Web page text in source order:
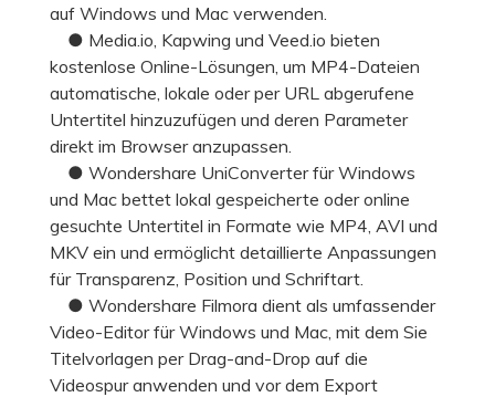
auf Windows und Mac verwenden.
● Media.io, Kapwing und Veed.io bieten
kostenlose Online-Lösungen, um MP4-Dateien
automatische, lokale oder per URL abgerufene
Untertitel hinzuzufügen und deren Parameter
direkt im Browser anzupassen.
● Wondershare UniConverter für Windows
und Mac bettet lokal gespeicherte oder online
gesuchte Untertitel in Formate wie MP4, AVI und
MKV ein und ermöglicht detaillierte Anpassungen
für Transparenz, Position und Schriftart.
● Wondershare Filmora dient als umfassender
Video-Editor für Windows und Mac, mit dem Sie
Titelvorlagen per Drag-and-Drop auf die
Videospur anwenden und vor dem Export